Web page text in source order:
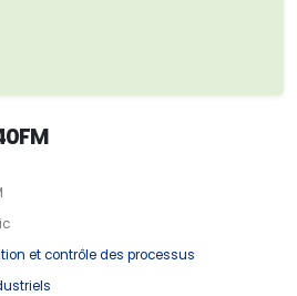
et contrôle des processus